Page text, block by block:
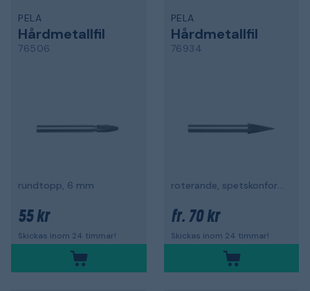
PELA
Hårdmetallfil
76506
rundtopp, 6 mm
55 kr
Skickas inom 24 timmar!
PELA
Hårdmetallfil
76934
roterande, spetskonformad
fr. 70 kr
Skickas inom 24 timmar!